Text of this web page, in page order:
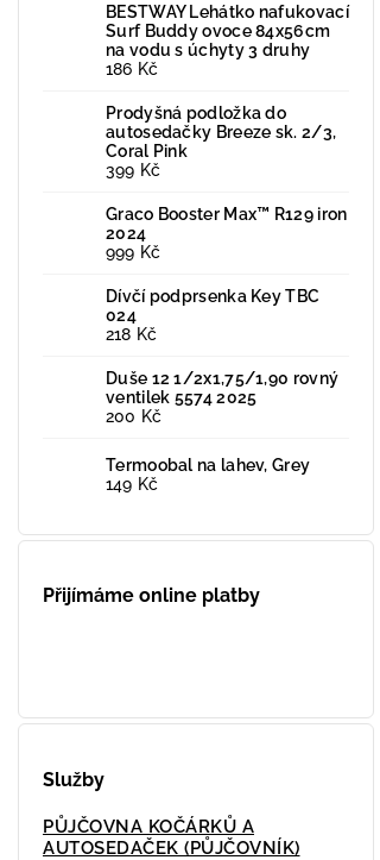
BESTWAY Lehátko nafukovací
Surf Buddy ovoce 84x56cm
na vodu s úchyty 3 druhy
186 Kč
Prodyšná podložka do
autosedačky Breeze sk. 2/3,
Coral Pink
399 Kč
Graco Booster Max™ R129 iron
2024
999 Kč
Dívčí podprsenka Key TBC
024
218 Kč
Duše 12 1/2x1,75/1,90 rovný
ventilek 5574 2025
200 Kč
Termoobal na lahev, Grey
149 Kč
Přijímáme online platby
Služby
PŮJČOVNA KOČÁRKŮ A
AUTOSEDAČEK (PŮJČOVNÍK)